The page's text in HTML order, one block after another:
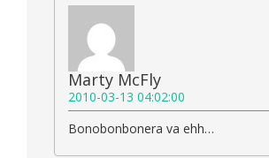
Marty McFly
2010-03-13 04:02:00
Bonobonbonera va ehh…